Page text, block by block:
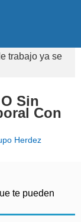
trabajo ya se
Sin
Con
Herdez
te pueden